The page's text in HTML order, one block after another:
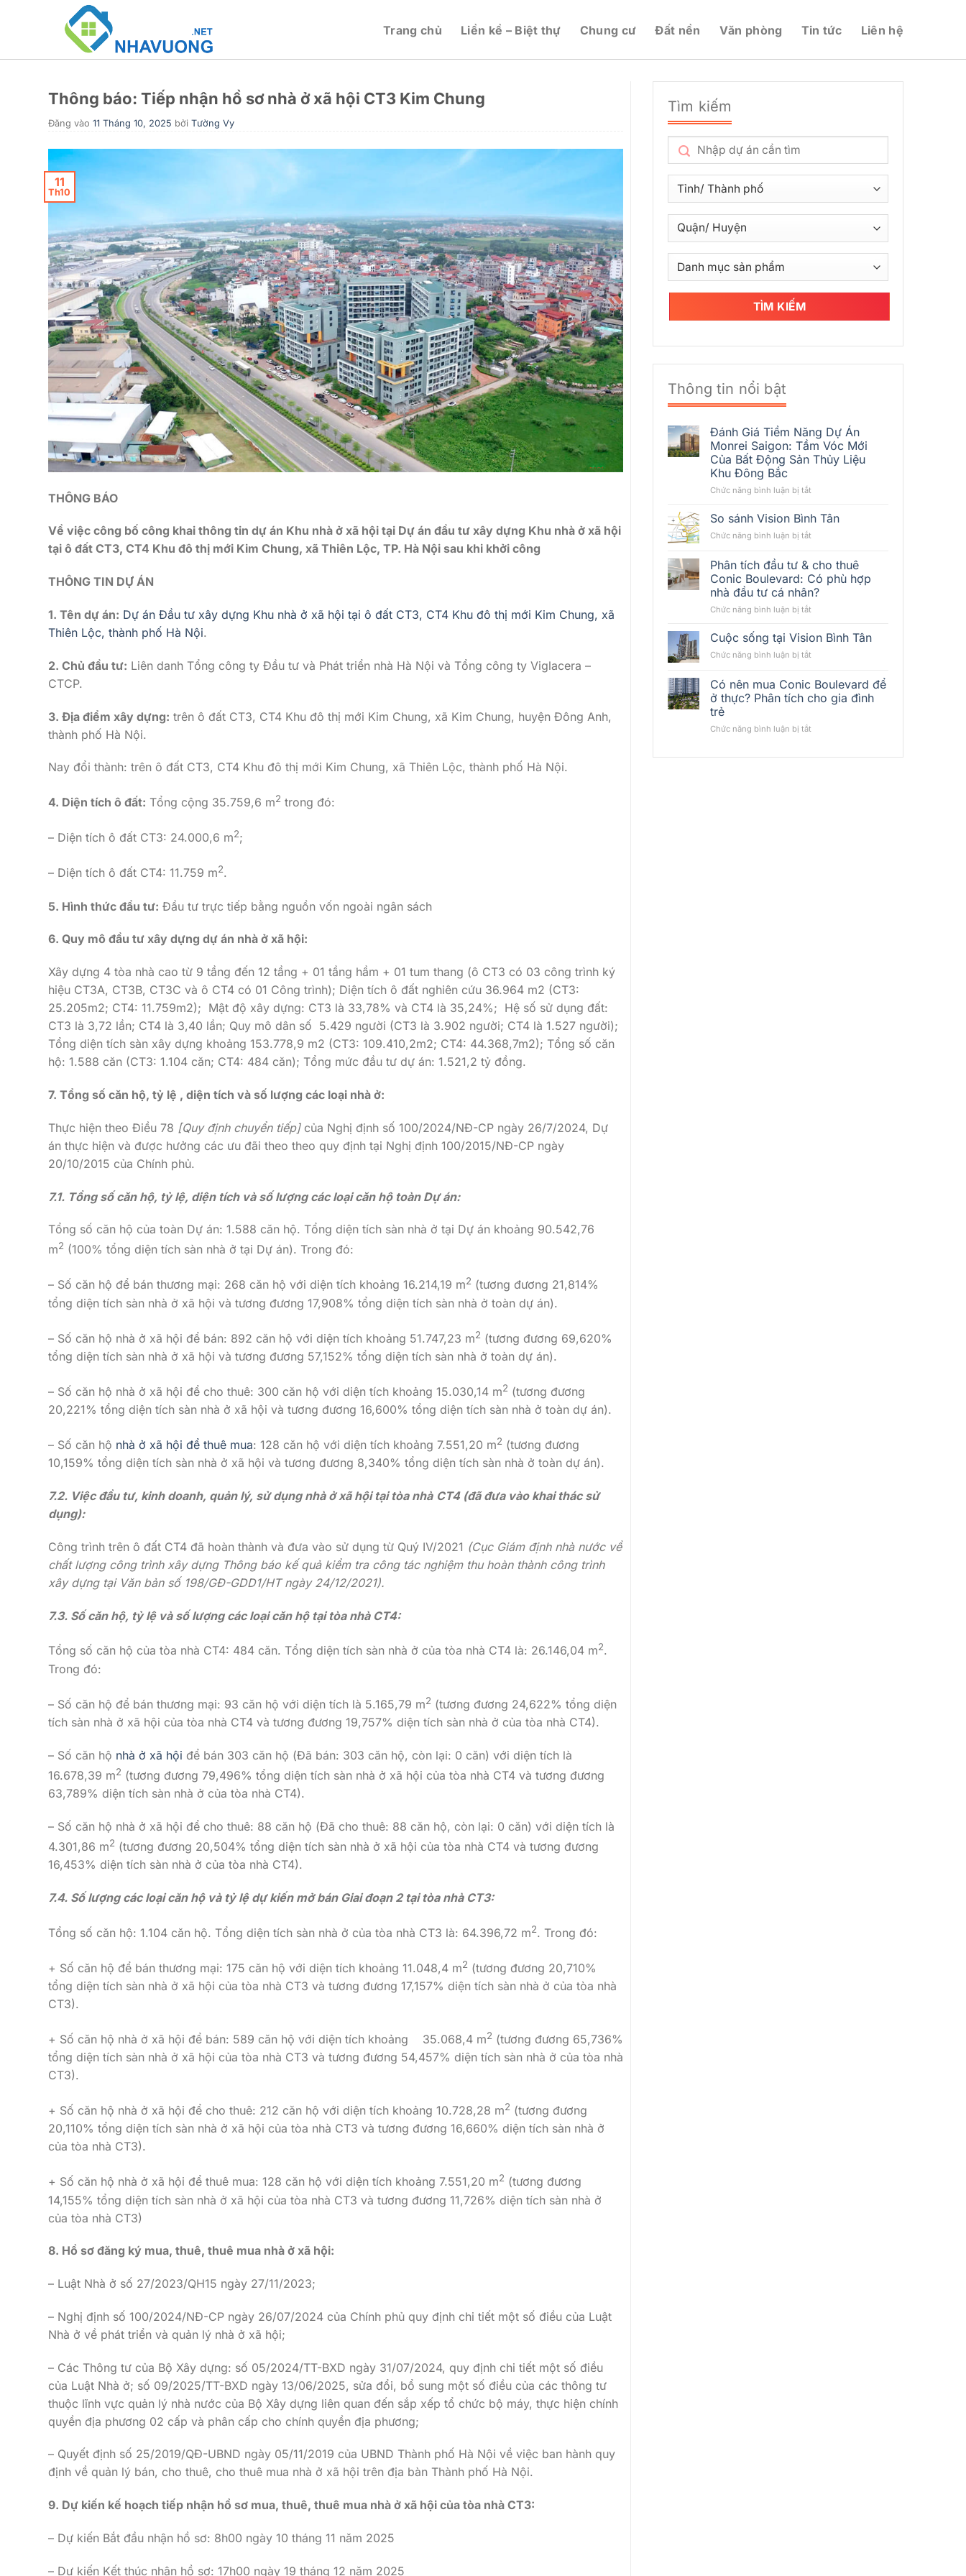
dung
Trang chủ Liền kề – Biệt thự Chung cư Đất nền Văn phòng Tin tức Liên hệ
Thông báo: Tiếp nhận hồ sơ nhà ở xã hội CT3 Kim Chung
Đăng vào 11 Tháng 10, 2025 bởi Tường Vy
11
Th10
THÔNG BÁO
Về việc công bố công khai thông tin dự án Khu nhà ở xã hội tại Dự án đầu tư xây dựng Khu nhà ở xã hội
tại ô đất CT3, CT4 Khu đô thị mới Kim Chung, xã Thiên Lộc, TP. Hà Nội sau khi khởi công
THÔNG TIN DỰ ÁN
1. Tên dự án: Dự án Đầu tư xây dựng Khu nhà ở xã hội tại ô đất CT3, CT4 Khu đô thị mới Kim Chung, xã
Thiên Lộc, thành phố Hà Nội.
2. Chủ đầu tư: Liên danh Tổng công ty Đầu tư và Phát triển nhà Hà Nội và Tổng công ty Viglacera –
CTCP.
3. Địa điểm xây dựng: trên ô đất CT3, CT4 Khu đô thị mới Kim Chung, xã Kim Chung, huyện Đông Anh,
thành phố Hà Nội.
Nay đổi thành: trên ô đất CT3, CT4 Khu đô thị mới Kim Chung, xã Thiên Lộc, thành phố Hà Nội.
4. Diện tích ô đất: Tổng cộng 35.759,6 m2 trong đó:
– Diện tích ô đất CT3: 24.000,6 m2;
– Diện tích ô đất CT4: 11.759 m2.
5. Hình thức đầu tư: Đầu tư trực tiếp bằng nguồn vốn ngoài ngân sách
6. Quy mô đầu tư xây dựng dự án nhà ở xã hội:
Xây dựng 4 tòa nhà cao từ 9 tầng đến 12 tầng + 01 tầng hầm + 01 tum thang (ô CT3 có 03 công trình ký
hiệu CT3A, CT3B, CT3C và ô CT4 có 01 Công trình); Diện tích ô đất nghiên cứu 36.964 m2 (CT3:
25.205m2; CT4: 11.759m2); Mật độ xây dựng: CT3 là 33,78% và CT4 là 35,24%; Hệ số sử dụng đất:
CT3 là 3,72 lần; CT4 là 3,40 lần; Quy mô dân số 5.429 người (CT3 là 3.902 người; CT4 là 1.527 người);
Tổng diện tích sàn xây dựng khoảng 153.778,9 m2 (CT3: 109.410,2m2; CT4: 44.368,7m2); Tổng số căn
hộ: 1.588 căn (CT3: 1.104 căn; CT4: 484 căn); Tổng mức đầu tư dự án: 1.521,2 tỷ đồng.
7. Tổng số căn hộ, tỷ lệ , diện tích và số lượng các loại nhà ở:
Thực hiện theo Điều 78 [Quy định chuyển tiếp]của Nghị định số 100/2024/NĐ-CP ngày 26/7/2024, Dự
án thực hiện và được hưởng các ưu đãi theo theo quy định tại Nghị định 100/2015/NĐ-CP ngày
20/10/2015 của Chính phủ.
7.1. Tổng số căn hộ, tỷ lệ, diện tích và số lượng các loại căn hộ toàn Dự án:
Tổng số căn hộ của toàn Dự án: 1.588 căn hộ. Tổng diện tích sàn nhà ở tại Dự án khoảng 90.542,76
m2 (100% tổng diện tích sàn nhà ở tại Dự án). Trong đó:
– Số căn hộ để bán thương mại: 268 căn hộ với diện tích khoảng 16.214,19 m2 (tương đương 21,814%
tổng diện tích sàn nhà ở xã hội và tương đương 17,908% tổng diện tích sàn nhà ở toàn dự án).
– Số căn hộ nhà ở xã hội để bán: 892 căn hộ với diện tích khoảng 51.747,23 m2 (tương đương 69,620%
tổng diện tích sàn nhà ở xã hội và tương đương 57,152% tổng diện tích sàn nhà ở toàn dự án).
– Số căn hộ nhà ở xã hội để cho thuê: 300 căn hộ với diện tích khoảng 15.030,14 m2 (tương đương
20,221% tổng diện tích sàn nhà ở xã hội và tương đương 16,600% tổng diện tích sàn nhà ở toàn dự án).
– Số căn hộ nhà ở xã hội để thuê mua: 128 căn hộ với diện tích khoảng 7.551,20 m2 (tương đương
10,159% tổng diện tích sàn nhà ở xã hội và tương đương 8,340% tổng diện tích sàn nhà ở toàn dự án).
7.2. Việc đầu tư, kinh doanh, quản lý, sử dụng nhà ở xã hội tạitòa nhà CT4 (đã đưa vào khai thác sử
dụng):
Công trình trên ô đất CT4 đã hoàn thành và đưa vào sử dụng từ Quý IV/2021 (Cục Giám định nhà nước về
chất lượng công trình xây dựng Thông báo kế quả kiểm tra công tác nghiệm thu hoàn thành công trình
xây dựng tại Văn bản số 198/GĐ-GDD1/HT ngày 24/12/2021).
7.3. Số căn hộ, tỷ lệ và số lượng các loại căn hộ tạitòa nhà CT4:
Tổng số căn hộ của tòa nhà CT4: 484 căn. Tổng diện tích sàn nhà ở của tòa nhà CT4 là: 26.146,04 m2.
Trong đó:
– Số căn hộ để bán thương mại: 93 căn hộ với diện tích là 5.165,79 m2 (tương đương 24,622% tổng diện
tích sàn nhà ở xã hội của tòa nhà CT4 và tương đương 19,757% diện tích sàn nhà ở của tòa nhà CT4).
– Số căn hộ nhà ở xã hội để bán 303 căn hộ (Đã bán: 303 căn hộ, còn lại: 0 căn) với diện tích là
16.678,39 m2 (tương đương 79,496% tổng diện tích sàn nhà ở xã hội của tòa nhà CT4 và tương đương
63,789% diện tích sàn nhà ở của tòa nhà CT4).
– Số căn hộ nhà ở xã hội để cho thuê: 88 căn hộ (Đã cho thuê: 88 căn hộ, còn lại: 0 căn) với diện tích là
4.301,86 m2 (tương đương 20,504% tổng diện tích sàn nhà ở xã hội của tòa nhà CT4 và tương đương
16,453% diện tích sàn nhà ở của tòa nhà CT4).
7.4. Số lượng các loại căn hộ và tỷ lệ dự kiến mở bán Giai đoạn 2 tại tòa nhà CT3:
Tổng số căn hộ: 1.104 căn hộ. Tổng diện tích sàn nhà ở của tòa nhà CT3 là: 64.396,72 m2. Trong đó:
+ Số căn hộ để bán thương mại: 175 căn hộ với diện tích khoảng 11.048,4 m2 (tương đương 20,710%
tổng diện tích sàn nhà ở xã hội của tòa nhà CT3 và tương đương 17,157% diện tích sàn nhà ở của tòa nhà
CT3).
+ Số căn hộ nhà ở xã hội để bán: 589 căn hộ với diện tích khoảng 35.068,4 m2 (tương đương 65,736%
tổng diện tích sàn nhà ở xã hội của tòa nhà CT3 và tương đương 54,457% diện tích sàn nhà ở của tòa nhà
CT3).
+ Số căn hộ nhà ở xã hội để cho thuê: 212 căn hộ với diện tích khoảng 10.728,28 m2 (tương đương
20,110% tổng diện tích sàn nhà ở xã hội của tòa nhà CT3 và tương đương 16,660% diện tích sàn nhà ở
của tòa nhà CT3).
+ Số căn hộ nhà ở xã hội để thuê mua: 128 căn hộ với diện tích khoảng 7.551,20 m2 (tương đương
14,155% tổng diện tích sàn nhà ở xã hội của tòa nhà CT3 và tương đương 11,726% diện tích sàn nhà ở
của tòa nhà CT3)
8. Hồ sơ đăng ký mua, thuê, thuê mua nhà ở xã hội:
– Luật Nhà ở số 27/2023/QH15 ngày 27/11/2023;
– Nghị định số 100/2024/NĐ-CP ngày 26/07/2024 của Chính phủ quy định chi tiết một số điều của Luật
Nhà ở về phát triển và quản lý nhà ở xã hội;
– Các Thông tư của Bộ Xây dựng: số 05/2024/TT-BXD ngày 31/07/2024, quy định chi tiết một số điều
của Luật Nhà ở; số 09/2025/TT-BXD ngày 13/06/2025, sửa đổi, bổ sung một số điều của các thông tư
thuộc lĩnh vực quản lý nhà nước của Bộ Xây dựng liên quan đến sắp xếp tổ chức bộ máy, thực hiện chính
quyền địa phương 02 cấp và phân cấp cho chính quyền địa phương;
– Quyết định số 25/2019/QĐ-UBND ngày 05/11/2019 của UBND Thành phố Hà Nội về việc ban hành quy
định về quản lý bán, cho thuê, cho thuê mua nhà ở xã hội trên địa bàn Thành phố Hà Nội.
9. Dự kiến kế hoạch tiếp nhận hồ sơ mua, thuê, thuê mua nhà ở xã hội của tòa nhà CT3:
– Dự kiến Bắt đầu nhận hồ sơ: 8h00 ngày 10 tháng 11 năm 2025
– Dự kiến Kết thúc nhận hồ sơ: 17h00 ngày 19 tháng 12 năm 2025
Tìm kiếm
TÌM KIẾM
Thông tin nổi bật
Đánh Giá Tiềm Năng Dự Án
Monrei Saigon: Tầm Vóc Mới
Của Bất Động Sản Thủy Liệu
Khu Đông Bắc
Chức năng bình luận bị tắt
Giá
Tiềm
Năng
Án
Monrei
Saigon:
Tầm
Vóc
Của
Động
Thủy
Liệu
Bắc
So sánh Vision Bình Tân
Chức năng bình luận bị tắt
sánh
Vision
Bình
Tân
Phân tích đầu tư & cho thuê
Conic Boulevard: Có phù hợp
nhà đầu tư cá nhân?
Chức năng bình luận bị tắt
tích
đầu
tư
cho
thuê
Conic
Có
hợp
Cuộc sống tại Vision Bình Tân
Chức năng bình luận bị tắt
sống
tại
Vision
Có nên mua Conic Boulevard để
ở thực? Phân tích cho gia đình
trẻ
Chức năng bình luận bị tắt